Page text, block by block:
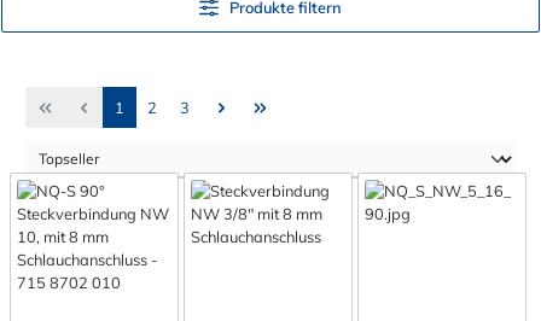
Produkte filtern
Seite
1 Seite
2 Seite
3